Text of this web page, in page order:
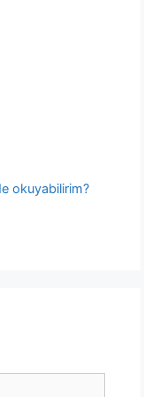
okuyabilirim?